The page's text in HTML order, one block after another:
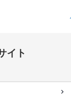
イト